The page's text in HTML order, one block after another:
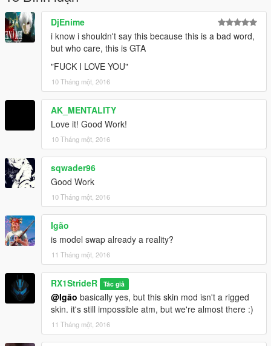
PS : don't Re-Upload my mods without my permission.
Thank you for Downloading this mod :)
DjEnime
i know i shouldn't say this because this is a bad word,
but who care, this is GTA
"FUCK I LOVE YOU"
10 Tháng một, 2016
AK_MENTALITY
Love it! Good Work!
10 Tháng một, 2016
sqwader96
Good Work
10 Tháng một, 2016
Igão
is model swap already a reality?
11 Tháng một, 2016
RX1StrideR Tác giả
@Igão basically yes, but this skin mod isn't a rigged
skin. it's still impossible atm, but we're almost there :)
11 Tháng một, 2016